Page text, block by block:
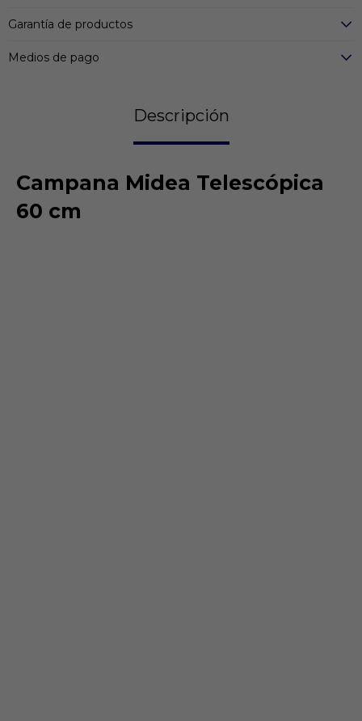
Garantía de productos
Medios de pago
Descripción
Campana Midea Telescópica
60 cm